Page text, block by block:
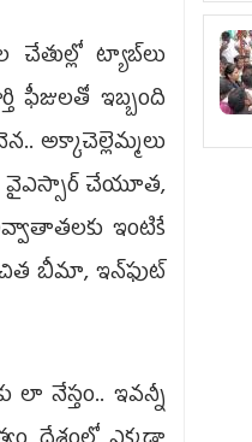
ట్యాబ్‌లు
ఫీజులతో ఇబ్బంది
అక్కాచెల్లెమ్మలు
వైఎస్సార్‌ చేయూత,
ఇంటికే
బీమా, ఇన్‌ఫుట్‌
లా నేస్తం.. ఇవన్నీ